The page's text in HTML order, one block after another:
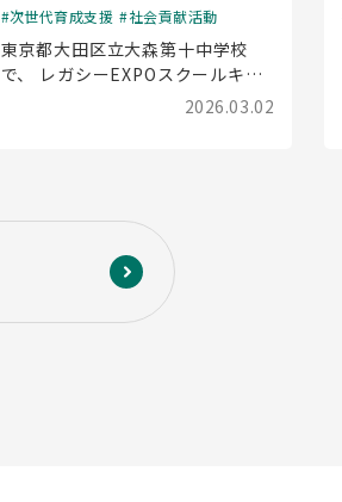
次世代育成支援 社会貢献活動
東京都大田区立大森第十中学校
で、 レガシーEXPOスクールキャ
ラバン(出前授業)を実施しました
2026.03.02